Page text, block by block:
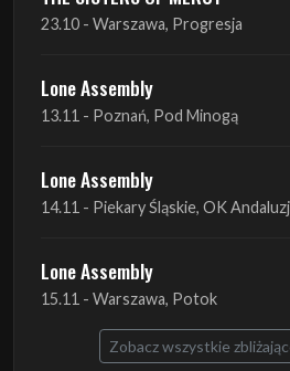
Lone Assembly
14.11 - Piekary Śląskie, OK Andaluzja
Lone Assembly
15.11 - Warszawa, Potok